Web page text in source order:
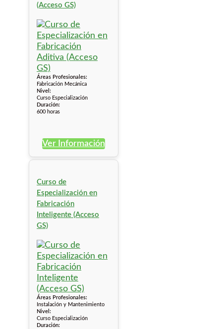
(Acceso GS)
Áreas Profesionales:
Fabricación Mecánica
Nivel:
Curso Especialización
Duración:
600 horas
Ver Información
Curso de
Especialización en
Fabricación
Inteligente (Acceso
GS)
Áreas Profesionales:
Instalación y Mantenimiento
Nivel:
Curso Especialización
Duración: